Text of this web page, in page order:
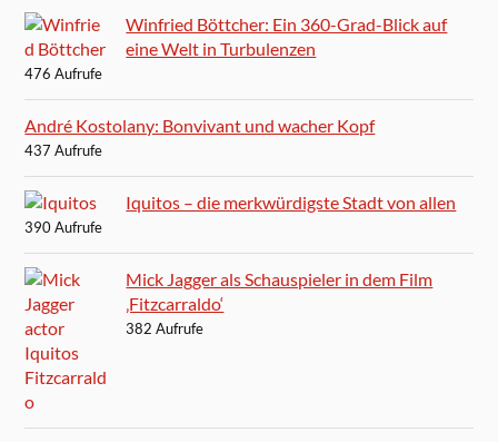
Winfried Böttcher: Ein 360-Grad-Blick auf
eine Welt in Turbulenzen
476 Aufrufe
André Kostolany: Bonvivant und wacher Kopf
437 Aufrufe
Iquitos – die merkwürdigste Stadt von allen
390 Aufrufe
Mick Jagger als Schauspieler in dem Film
‚Fitzcarraldo‘
382 Aufrufe